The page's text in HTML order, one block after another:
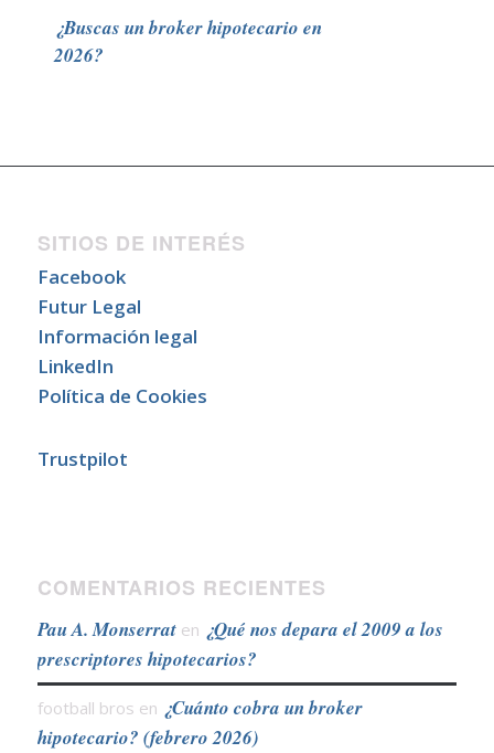
¿Buscas un broker hipotecario en
2026?
SITIOS DE INTERÉS
Facebook
Futur Legal
Información legal
LinkedIn
Política de Cookies
Trustpilot
COMENTARIOS RECIENTES
Pau A. Monserraten ¿Qué nos depara el 2009 a los
prescriptores hipotecarios?
football bros en ¿Cuánto cobra un broker
hipotecario? (febrero 2026)